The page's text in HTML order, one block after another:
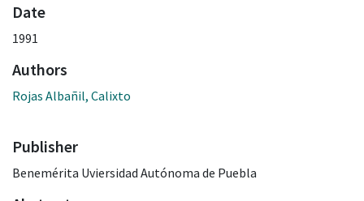
Date
1991
Authors
Rojas Albañil, Calixto
Publisher
Benemérita Uviersidad Autónoma de Puebla